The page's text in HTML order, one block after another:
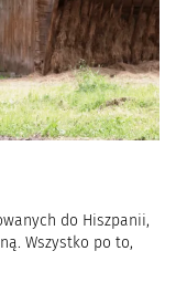
do Hiszpanii,
Wszystko po to,